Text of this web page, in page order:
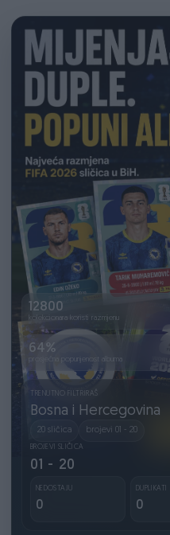
12800
kolekcionara koristi razmjenu
64%
prosječna popunjenost albuma
TRENUTNO FILTRIRAŠ
Bosna i Hercegovina
20 sličica brojevi 01 - 20
BROJEVI SLIČICA
01 - 20
NEDOSTAJU
0
DUPLIKATI
0